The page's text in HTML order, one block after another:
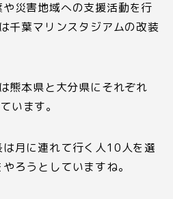
災害地域への支援活動を行
千葉マリンスタジアムの改装
熊本県と大分県にそれぞれ
います。
月に連れて行く人10人を選
ろうとしていますね。